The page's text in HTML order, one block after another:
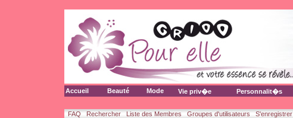
Accueil Beauté Mode Vie priv�e Personnalit�s
FAQ Rechercher Liste des Membres Groupes d'utilisateurs S'enregistrer